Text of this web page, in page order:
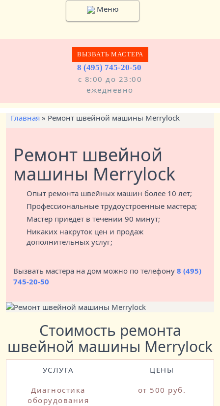
Меню
ВЫЗВАТЬ МАСТЕРА
8 (495) 745-20-50
с 8:00 до 23:00
ежедневно
Главная » Ремонт швейной машины Merrylock
Ремонт швейной
машины Merrylock
Опыт ремонта швейных машин более 10 лет;
Профессиональные трудоустроенные мастера;
Мастер приедет в течении 90 минут;
Никаких накруток цен и продаж
дополнительных услуг;
Вызвать мастера на дом можно по телефону 8 (495)
745-20-50
Стоимость ремонта
швейной машины Merrylock
УСЛУГА ЦЕНЫ
Диагностика
оборудования
от 500 руб.